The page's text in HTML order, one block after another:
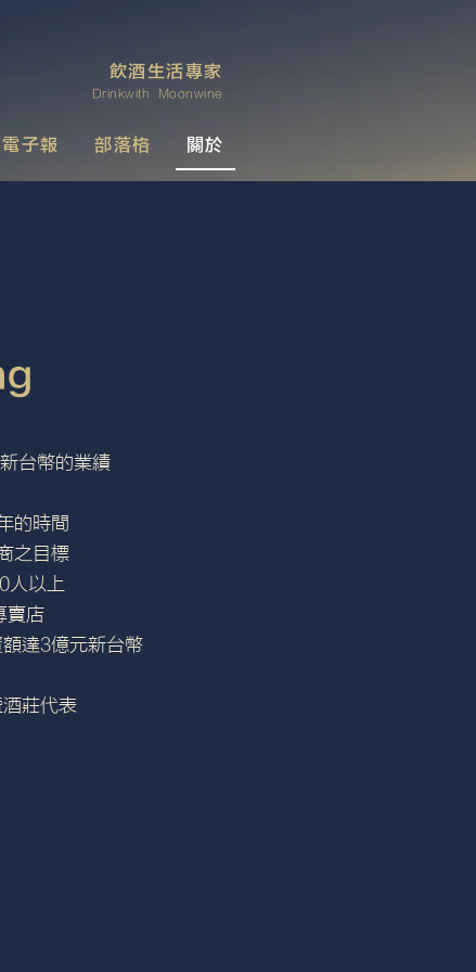
飲酒生活專家
Drinkwith Moonwine
電子報 部落格 關於
台幣的業績
的時間
之目標
人以上
賣店
達3億元新台幣
莊代表